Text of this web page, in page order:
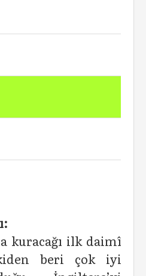
kuracağı ilk daimî
beri çok iyi